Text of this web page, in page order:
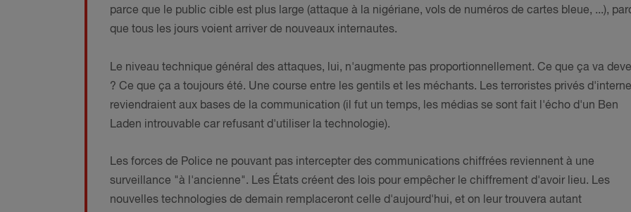
parce que le public cible est plus large (attaque à la nigériane, vols de numéros de cartes bleue, ...),
que tous les jours voient arriver de nouveaux internautes.
Le niveau technique général des attaques, lui, n'augmente pas proportionnellement. Ce que ça va
? Ce que ça a toujours été. Une course entre les gentils et les méchants. Les terroristes privés
reviendraient aux bases de la communication (il fut un temps, les médias se sont fait l'écho d'un Ben
Laden introuvable car refusant d'utiliser la technologie).
Les forces de Police ne pouvant pas intercepter des communications chiffrées reviennent à une
surveillance "à l'ancienne". Les États créent des lois pour empêcher le chiffrement d'avoir lieu. Les
nouvelles technologies de demain remplaceront celle d'aujourd'hui, et on leur trouvera autant